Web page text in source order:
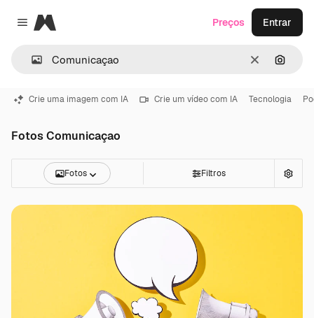
Close menu
Magnific
Limpar
Preços Entrar
Crie uma imagem com IA Crie um vídeo com IA Tecnologia
Fotos Comunicaçao
Fotos Filtros